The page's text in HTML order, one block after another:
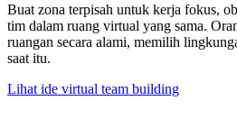
Buat zona terpisah untuk kerja fokus,
tim dalam ruang virtual yang sama.
ruangan secara alami, memilih
saat itu.
Lihat ide virtual team building